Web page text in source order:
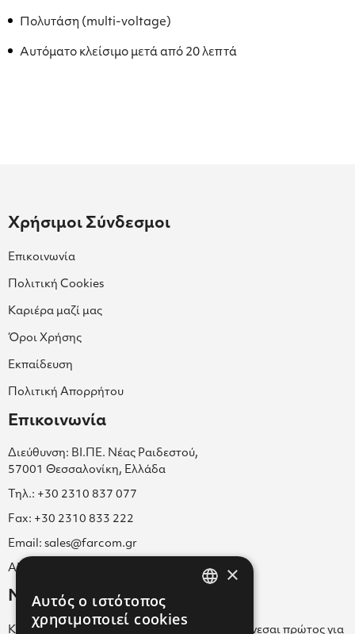
Πολυτάση (multi-voltage)
Αυτόματο κλείσιμο μετά από 20 λεπτά
Χρήσιμοι Σύνδεσμοι
Επικοινωνία
Πολιτική Cookies
Καριέρα μαζί μας
Όροι Χρήσης
Εκπαίδευση
Πολιτική Απορρήτου
Επικοινωνία
Διεύθυνση: ΒΙ.ΠΕ. Νέας Ραιδεστού,
57001 Θεσσαλονίκη, Ελλάδα
Τηλ.: +30 2310 837 077
Fax: +30 2310 833 222
Email: sales@farcom.gr
ΑΡ.Γ.Ε.ΜΗ. 038365205000
Newsletter
Κάνε εγγραφή στο Newsletter για να ενημερώνεσαι πρώτος για
×
Αυτός ο ιστότοπος
χρησιμοποιεί cookies